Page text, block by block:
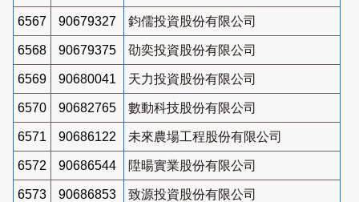
6567 90679327 鈞儒投資股份有限公司
6568 90679375 劭奕投資股份有限公司
6569 90680041 天力投資股份有限公司
6570 90682765 數動科技股份有限公司
6571 90686122 未來農場工程股份有限公司
6572 90686544 陞暘實業股份有限公司
6573 90686853 致源投資股份有限公司